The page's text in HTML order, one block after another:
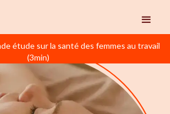
étude sur la santé des femmes au travail
(3min)